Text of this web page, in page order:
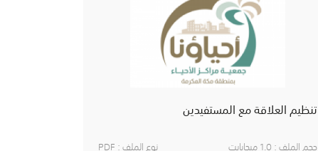
تنظيم العلاقة مع المستفيدين
حجم الملف : 1.0 ميجابايت نوع الملف : PDF